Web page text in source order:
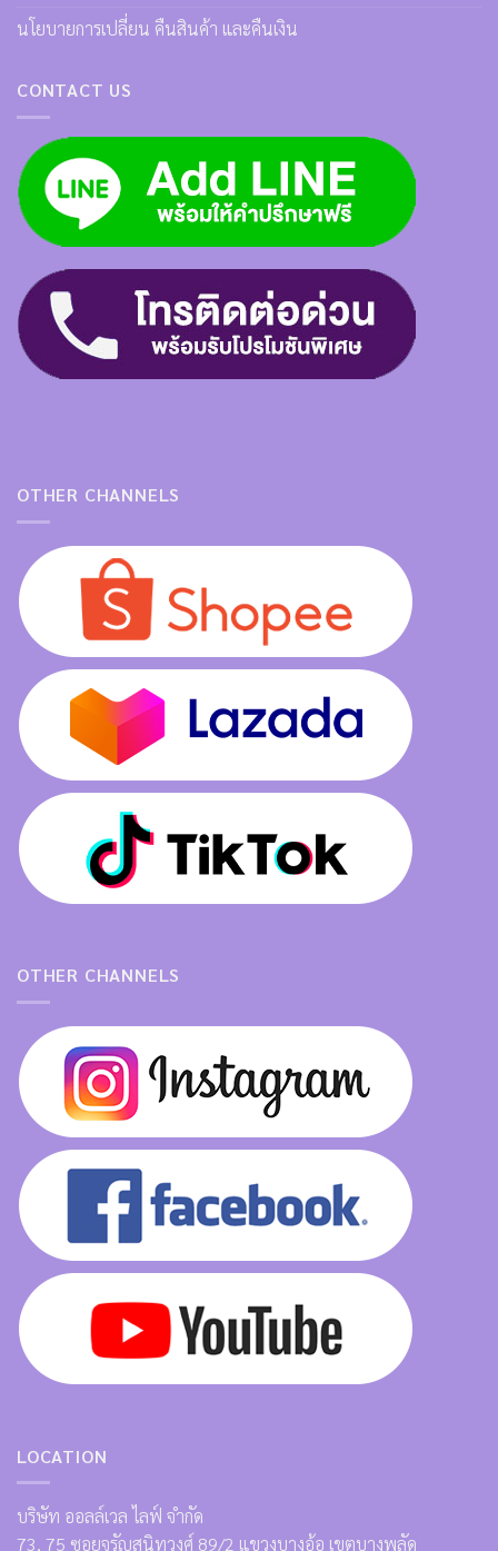
นโยบายการเปลี่ยน คืนสินค้า และคืนเงิน
CONTACT US
OTHER CHANNELS
OTHER CHANNELS
LOCATION
บริษัท ออลล์เวล ไลฟ์ จำกัด
73, 75 ซอยจรัญสนิทวงศ์ 89/2 แขวงบางอ้อ เขตบางพลัด